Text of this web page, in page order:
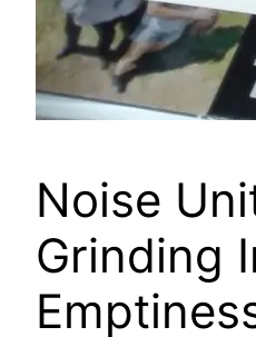
Noise
Grinding